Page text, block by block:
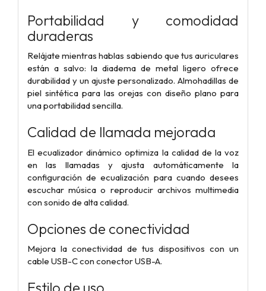
Portabilidad y comodidad
duraderas
Relájate mientras hablas sabiendo que tus auriculares
están a salvo: la diadema de metal ligero ofrece
durabilidad y un ajuste personalizado. Almohadillas de
piel sintética para las orejas con diseño plano para
una portabilidad sencilla.
Calidad de llamada mejorada
El ecualizador dinámico optimiza la calidad de la voz
en las llamadas y ajusta automáticamente la
configuración de ecualización para cuando desees
escuchar música o reproducir archivos multimedia
con sonido de alta calidad.
Opciones de conectividad
Mejora la conectividad de tus dispositivos con un
cable USB-C con conector USB-A.